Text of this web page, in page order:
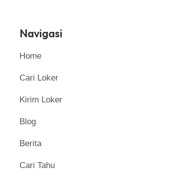
Navigasi
Home
Cari Loker
Kirim Loker
Blog
Berita
Cari Tahu